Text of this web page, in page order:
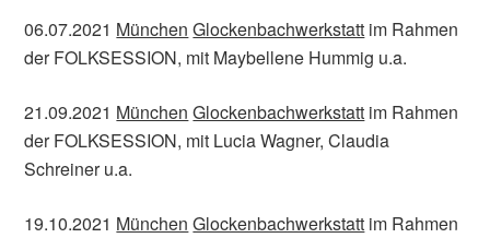
06.07.2021 München Glockenbachwerkstatt im Rahmen
der FOLKSESSION, mit Maybellene Hummig u.a.
21.09.2021 München Glockenbachwerkstatt im Rahmen
der FOLKSESSION, mit Lucia Wagner, Claudia
Schreiner u.a.
19.10.2021 München Glockenbachwerkstatt im Rahmen